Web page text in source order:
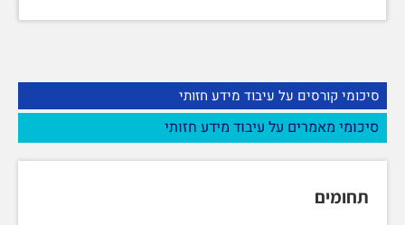
סיכומי קורסים על עיבוד מידע חזותי
סיכומי מאמרים על עיבוד מידע חזותי
תחומים